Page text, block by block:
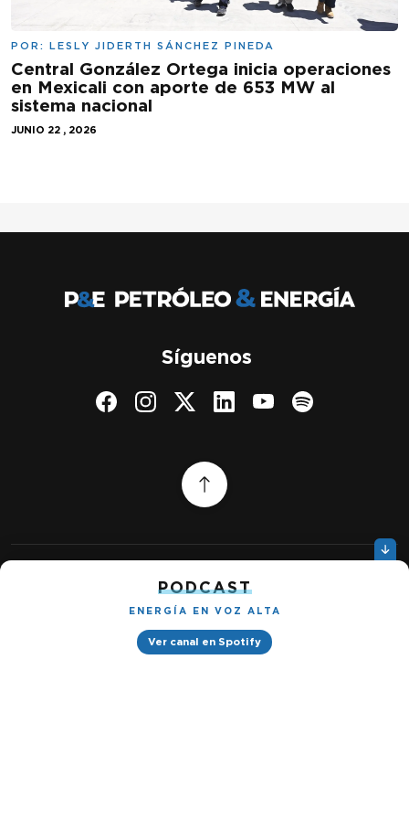
POR: LESLY JIDERTH SÁNCHEZ PINEDA
Central González Ortega inicia operaciones
en Mexicali con aporte de 653 MW al
sistema nacional
JUNIO 22 , 2026
PODCAST
ENERGÍA EN VOZ ALTA
Ver canal en Spotify
Síguenos
Política de privacidad
Petróleo & Energía © 2026